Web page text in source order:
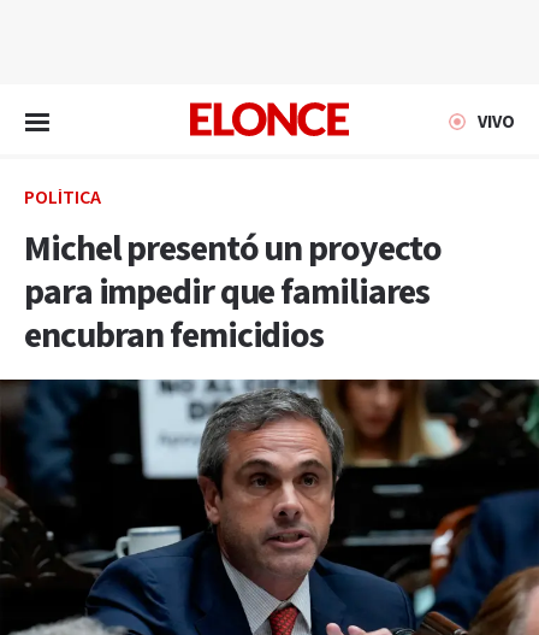
VIVO
POLÍTICA
Michel presentó un proyecto
para impedir que familiares
encubran femicidios